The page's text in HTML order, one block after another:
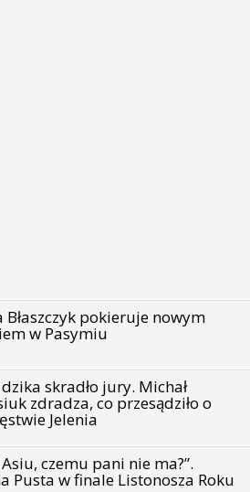
Błaszczyk pokieruje nowym
w Pasymiu
dzika skradło jury. Michał
zdradza, co przesądziło o
Jelenia
czemu pani nie ma?”.
Pusta w finale Listonosza Roku